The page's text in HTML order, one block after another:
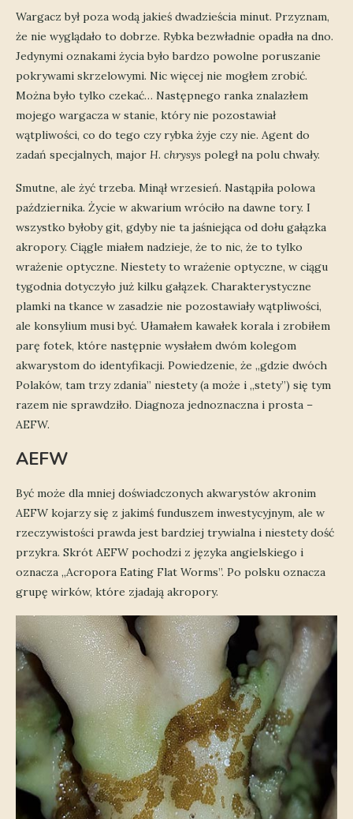
Wargacz był poza wodą jakieś dwadzieścia minut. Przyznam,
że nie wyglądało to dobrze. Rybka bezwładnie opadła na dno.
Jedynymi oznakami życia było bardzo powolne poruszanie
pokrywami skrzelowymi. Nic więcej nie mogłem zrobić.
Można było tylko czekać… Następnego ranka znalazłem
mojego wargacza w stanie, który nie pozostawiał
wątpliwości, co do tego czy rybka żyje czy nie. Agent do
zadań specjalnych, major H. chrysys poległ na polu chwały.
Smutne, ale żyć trzeba. Minął wrzesień. Nastąpiła polowa
października. Życie w akwarium wróciło na dawne tory. I
wszystko byłoby git, gdyby nie ta jaśniejąca od dołu gałązka
akropory. Ciągle miałem nadzieje, że to nic, że to tylko
wrażenie optyczne. Niestety to wrażenie optyczne, w ciągu
tygodnia dotyczyło już kilku gałązek. Charakterystyczne
plamki na tkance w zasadzie nie pozostawiały wątpliwości,
ale konsylium musi być. Ułamałem kawałek korala i zrobiłem
parę fotek, które następnie wysłałem dwóm kolegom
akwarystom do identyfikacji. Powiedzenie, że „gdzie dwóch
Polaków, tam trzy zdania” niestety (a może i „stety”) się tym
razem nie sprawdziło. Diagnoza jednoznaczna i prosta –
AEFW.
AEFW
Być może dla mniej doświadczonych akwarystów akronim
AEFW kojarzy się z jakimś funduszem inwestycyjnym, ale w
rzeczywistości prawda jest bardziej trywialna i niestety dość
przykra. Skrót AEFW pochodzi z języka angielskiego i
oznacza „Acropora Eating Flat Worms”. Po polsku oznacza
grupę wirków, które zjadają akropory.